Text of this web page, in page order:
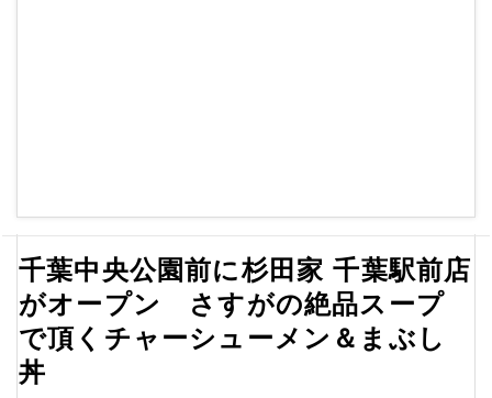
千葉中央公園前に杉田家 千葉駅前店
がオープン さすがの絶品スープ
で頂くチャーシューメン＆まぶし
丼